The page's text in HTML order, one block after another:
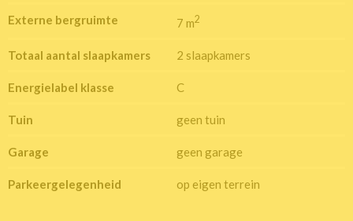
Externe bergruimte 7 m2
Totaal aantal slaapkamers 2 slaapkamers
Energielabel klasse C
Tuin geen tuin
Garage geen garage
Parkeergelegenheid op eigen terrein